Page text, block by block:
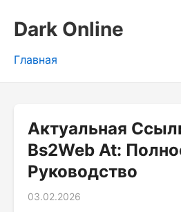
Dark Online
Главная
Актуальная
Bs2Web At:
Руководство
03.02.2026